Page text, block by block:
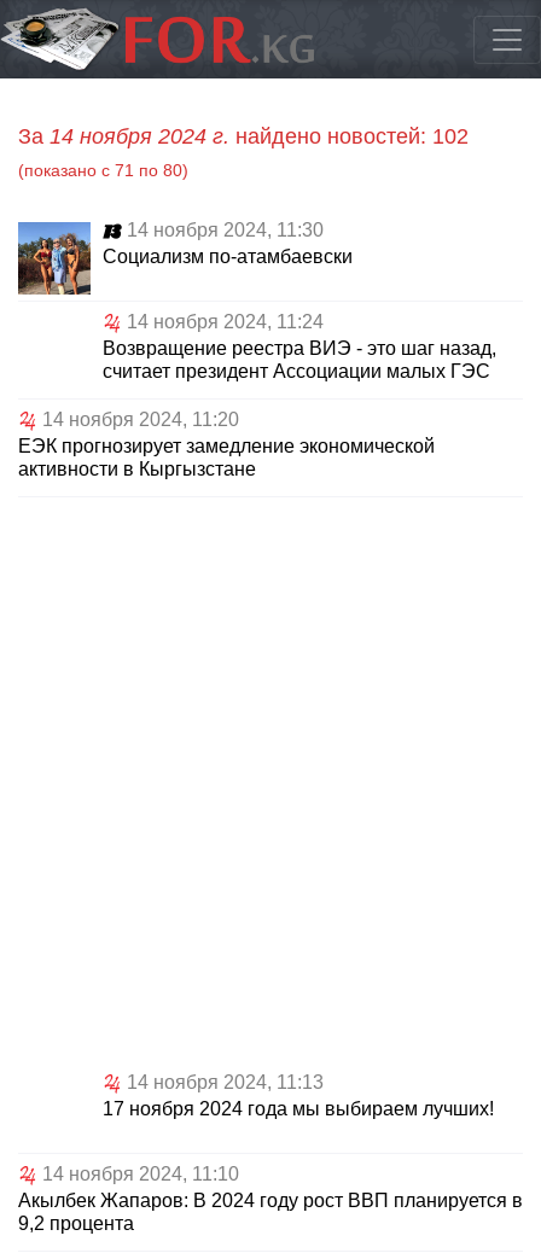
За 14 ноября 2024 г. найдено новостей: 102
(показано с 71 по 80)
14 ноября 2024, 11:30
Социализм по-атамбаевски
14 ноября 2024, 11:24
Возвращение реестра ВИЭ - это шаг назад,
считает президент Ассоциации малых ГЭС
14 ноября 2024, 11:20
ЕЭК прогнозирует замедление экономической
активности в Кыргызстане
14 ноября 2024, 11:13
17 ноября 2024 года мы выбираем лучших!
14 ноября 2024, 11:10
Акылбек Жапаров: В 2024 году рост ВВП планируется в
9,2 процента